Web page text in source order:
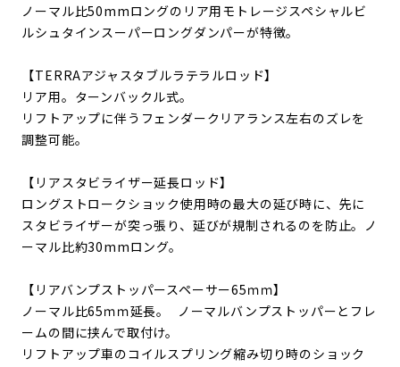
ノーマル比50mmロングのリア用モトレージスペシャルビ
ルシュタインスーパーロングダンパーが特徴。
【TERRAアジャスタブルラテラルロッド】
リア用。ターンバックル式。
リフトアップに伴うフェンダークリアランス左右のズレを
調整可能。
【 リアスタビライザー延長ロッド】
ロングストロークショック使用時の最大の延び時に、先に
スタビライザーが突っ張り、延びが規制されるのを防止。
ノ
ーマル比約30mmロング。
【リアバンプストッパースペーサー65ｍｍ】
ノーマル比65ｍｍ延長。
ノーマルバンプストッパーとフレ
ームの間に挟んで取付け。
リフトアップ車のコイルスプリング縮み切り時のショック